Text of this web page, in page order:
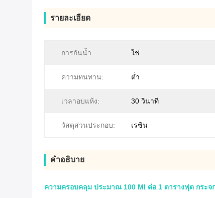
รายละเอียด
การกันน้ำ: ใช่
ความทนทาน: ต่ำ
เวลาอบแห้ง: 30 วินาที
วัสดุส่วนประกอบ: เรซิน
คําอธิบาย
ความครอบคลุม ประมาณ 100 Ml ต่อ 1 ตารางฟุต กระจ